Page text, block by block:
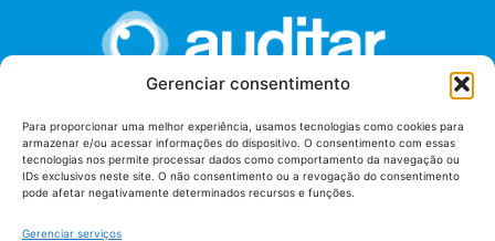
Gerenciar consentimento
Para proporcionar uma melhor experiência, usamos tecnologias como cookies para
armazenar e/ou acessar informações do dispositivo. O consentimento com essas
tecnologias nos permite processar dados como comportamento da navegação ou
IDs exclusivos neste site. O não consentimento ou a revogação do consentimento
pode afetar negativamente determinados recursos e funções.
Gerenciar serviços
União dos Auditores Federais de Controle Externo -
AUDITAR
Setor de Administração Federal Sul (SAF/Sul), Qd. 04, Lt. 01